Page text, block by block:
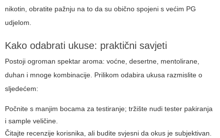
nikotin, obratite pažnju na to da su obično spojeni s većim PG
udjelom.
Kako odabrati ukuse: praktični savjeti
Postoji ogroman spektar aroma: voćne, desertne, mentolirane,
duhan i mnoge kombinacije. Prilikom odabira ukusa razmislite o
sljedećem:
Počnite s manjim bocama za testiranje; tržište nudi tester pakiranja
i sample veličine.
Čitajte recenzije korisnika, ali budite svjesni da okus je subjektivan.